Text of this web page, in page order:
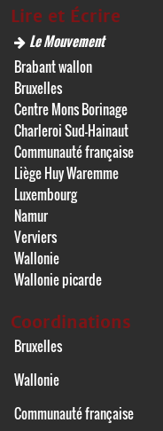
Lire et Écrire
Le Mouvement
Brabant wallon
Bruxelles
Centre Mons Borinage
Charleroi Sud-Hainaut
Communauté française
Liège Huy Waremme
Luxembourg
Namur
Verviers
Wallonie
Wallonie picarde
Coordinations
Bruxelles
Wallonie
Communauté française